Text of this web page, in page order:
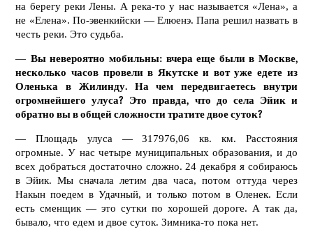
на берегу реки Лены. А река-то у нас называется «Лена», а
не «Елена». По-эвенкийски — Елюенэ. Папа решил назвать в
честь реки. Это судьба.
— Вы невероятно мобильны: вчера еще были в Москве,
несколько часов провели в Якутске и вот уже едете из
Оленька в Жилинду. На чем передвигаетесь внутри
огромнейшего улуса? Это правда, что до села Эйик и
обратно вы в общей сложности тратите двое суток?
— Площадь улуса — 317976,06 кв. км. Расстояния
огромные. У нас четыре муниципальных образования, и до
всех добраться достаточно сложно. 24 декабря я собираюсь
в Эйик. Мы сначала летим два часа, потом оттуда через
Накын поедем в Удачный, и только потом в Оленек. Если
есть сменщик — это сутки по хорошей дороге. А так да,
бывало, что едем и двое суток. Зимника-то пока нет.